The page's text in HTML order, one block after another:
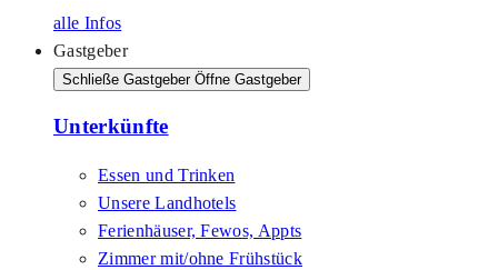
alle Infos
Gastgeber
Schließe Gastgeber Öffne Gastgeber
Unterkünfte
Essen und Trinken
Unsere Landhotels
Ferienhäuser, Fewos, Appts
Zimmer mit/ohne Frühstück